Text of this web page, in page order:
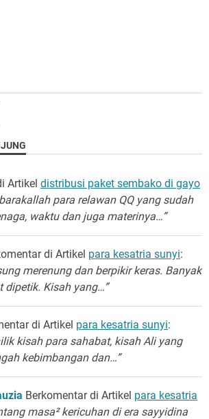
Artikel distribusi paket sembako di gayo
para relawan QQ yang sudah
waktu dan juga materinya…”
di Artikel para kesatria sunyi:
merenung dan berpikir keras. Banyak
dipetik. Kisah yang…”
di Artikel para kesatria sunyi:
kisah para sahabat, kisah Ali yang
kebimbangan dan…”
Berkomentar di Artikel para kesatria
masa² kericuhan di era sayyidina